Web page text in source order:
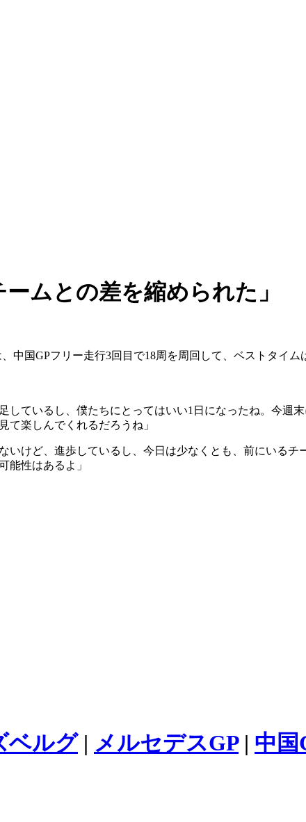
ムとの差を縮められた」
中国GPフリー走行3回目で18周を周回して、ベストタイ
しているし、僕たちにとってはいい1日になったね。今週
て楽しんでくれるだろうね」
いけど、進歩しているし、今日は少なくとも、前にいる
能性はあるよ」
ベルグ| メルセデスGP| 中国